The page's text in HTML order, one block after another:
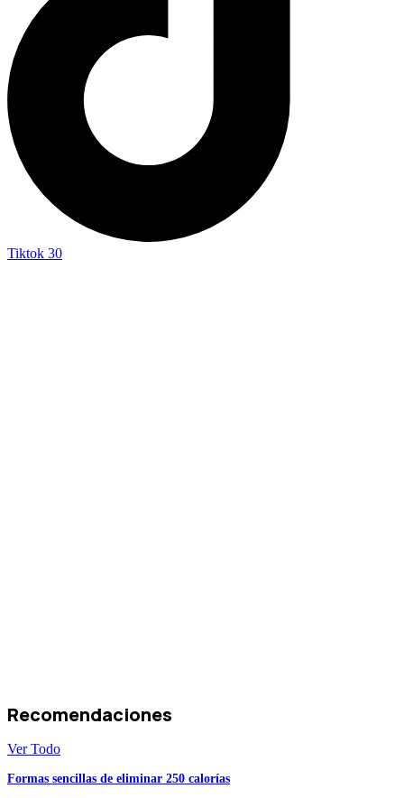
Tiktok 30
Recomendaciones
Ver Todo
Formas sencillas de eliminar 250 calorías